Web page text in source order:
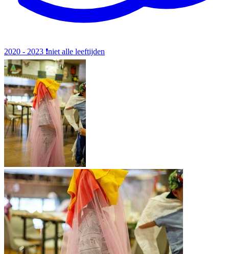
2020 - 2023 ❗️niet alle leeftijden